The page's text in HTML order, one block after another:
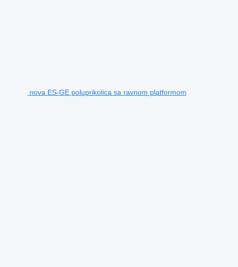
nova ES-GE poluprikolica sa ravnom platformom